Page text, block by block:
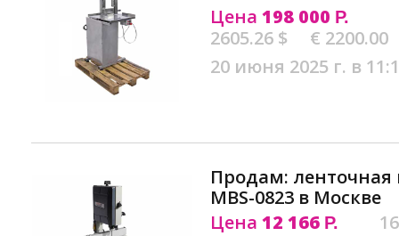
Цена 198 000 Р.
2605.26 $
€ 2200.00
20 июня 2025 г. в
Продам:
MBS-0823 в Москве
Цена 12 166 Р.